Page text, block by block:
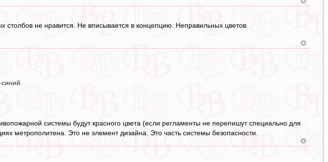
не нравится. Не вписывается в концепцию. Неправильных цветов.
системы будут красного цвета (если регламенты не перепишут специально для
метрополитена. Это не элемент дизайна. Это часть системы безопасности.